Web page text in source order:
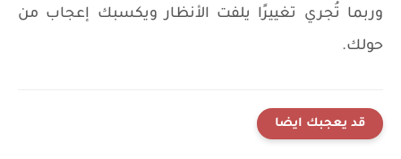
وربما تُجري تغييرًا يلفت الأنظار ويكسبك إعجاب من
حولك.
قد يعجبك ايضا